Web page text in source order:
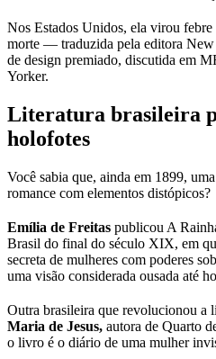
Nos Estados Unidos, ela virou febre
morte — traduzida pela editora New
de design premiado, discutida em
Yorker.
Literatura brasileira
holofotes
Você sabia que, ainda em 1899,
romance com elementos distópicos?
Emília de Freitas publicou A
Brasil do final do século XIX, em
secreta de mulheres com poderes
uma visão considerada ousada até
Outra brasileira que revolucionou a
Maria de Jesus, autora de Quarto
o livro é o diário de uma mulher